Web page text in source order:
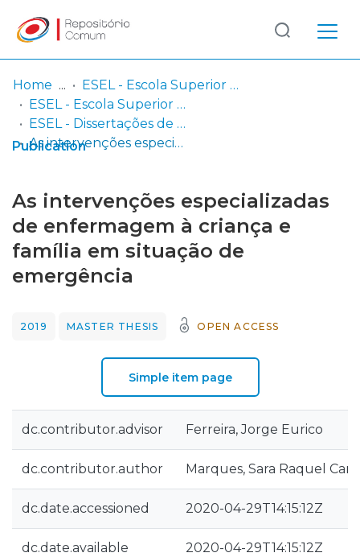
Communities
& Collections
Statistics
Log
In
(current)
Home
ESEL - Escola Superior de Enfermagem de Lisboa
ESEL - Escola Superior de Enfermagem de Lisboa
ESEL - Dissertações de Mestrado
As intervenções especializadas de enfermagem à criança e família em situação de emergência
Publication
As intervenções especializadas
de enfermagem à criança e
família em situação de
emergência
2019 MASTER THESIS OPEN ACCESS
Simple item page
dc.contributor.advisor Ferreira, Jorge Eurico
dc.contributor.author Marques, Sara Raquel
dc.date.accessioned 2020-04-29T14:15:12Z
dc.date.available 2020-04-29T14:15:12Z